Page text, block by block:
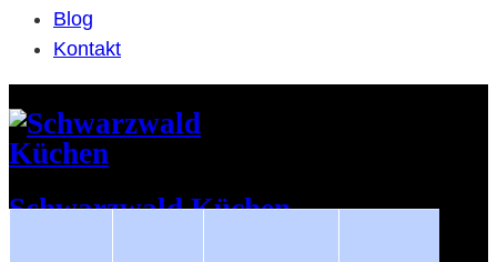
Blog
Kontakt
Schwarzwald Küchen